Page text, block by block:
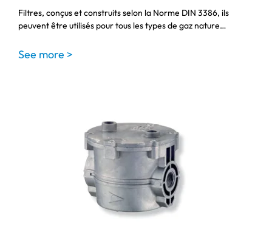
Filtres, conçus et construits selon la Norme DIN 3386, ils
peuvent être utilisés pour tous les types de gaz nature…
See more >